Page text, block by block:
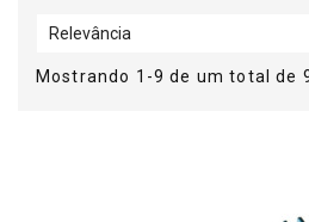
Relevância
Mostrando 1-9 de um total de